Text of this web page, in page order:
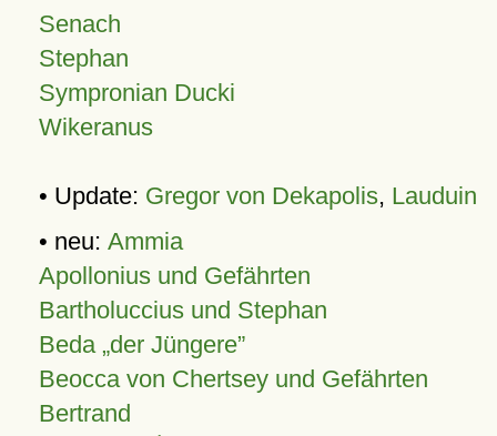
Senach
Stephan
Sympronian Ducki
Wikeranus
• Update: Gregor von Dekapolis, Lauduin
• neu: Ammia
Apollonius und Gefährten
Bartholuccius und Stephan
Beda „der Jüngere”
Beocca von Chertsey und Gefährten
Bertrand